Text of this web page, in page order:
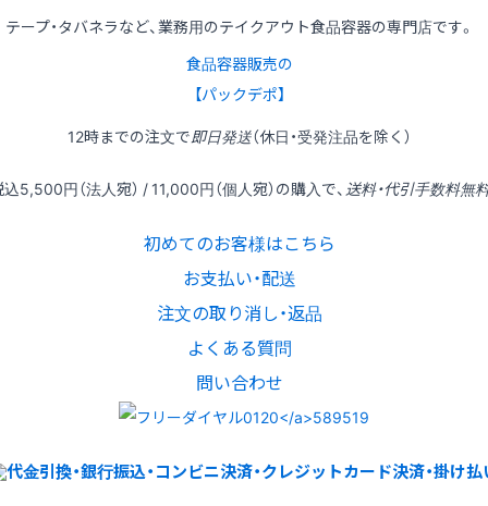
テープ・タバネラなど、業務用のテイクアウト食品容器の専門店です。
食品容器販売の
【パックデポ】
12時までの注文で即日発送（休日・受発注品を除く）
込5,500円（法人宛） / 11,000円（個人宛）の購入で、 送料・代引手数料無
初めてのお客様はこちら
お支払い・配送
注文の取り消し・返品
よくある質問
問い合わせ